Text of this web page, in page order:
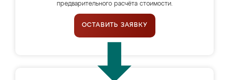
предварительного расчёта стоимости.
ОСТАВИТЬ ЗАЯВКУ